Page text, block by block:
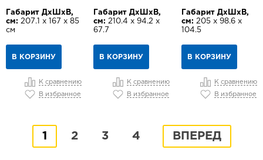
Габарит ДхШхВ,
см: 207.1 х 167 х 85
см
В КОРЗИНУ
К сравнению
В избранное
Габарит ДхШхВ,
см: 210.4 х 94.2 х
67.7
В КОРЗИНУ
К сравнению
В избранное
Габарит ДхШхВ,
см: 205 х 98.6 х
104.5
В КОРЗИНУ
К сравнению
В избранное
1 2 3 4 ВПЕРЕД